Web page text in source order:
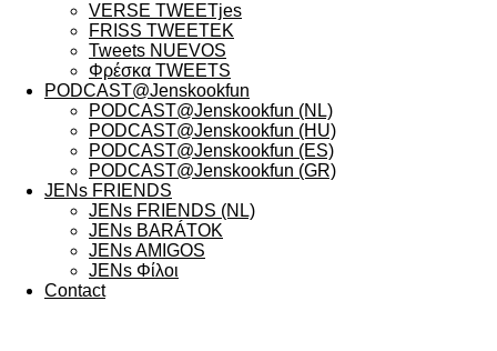
VERSE TWEETjes
FRISS TWEETEK
Tweets NUEVOS
Φρέσκα TWEETS
PODCAST@Jenskookfun
PODCAST@Jenskookfun (NL)
PODCAST@Jenskookfun (HU)
PODCAST@Jenskookfun (ES)
PODCAST@Jenskookfun (GR)
JENs FRIENDS
JENs FRIENDS (NL)
JENs BARÁTOK
JENs AMIGOS
JENs Φίλοι
Contact